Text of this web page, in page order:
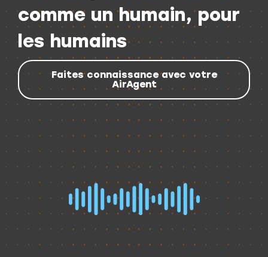
comme un humain, pour
les humains
Faites connaissance avec votre
AirAgent